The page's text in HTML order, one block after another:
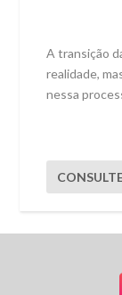
A transição
realidade,
nessa